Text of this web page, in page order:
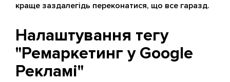
краще заздалегідь переконатися, що все гаразд.
Налаштування тегу
"Ремаркетинг у Google
Рекламі"